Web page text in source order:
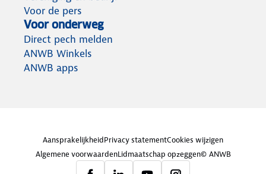
Voor de pers
Voor onderweg
Direct pech melden
ANWB Winkels
ANWB apps
AansprakelijkheidPrivacy statementCookies wijzigen
Algemene voorwaardenLidmaatschap opzeggen© ANWB